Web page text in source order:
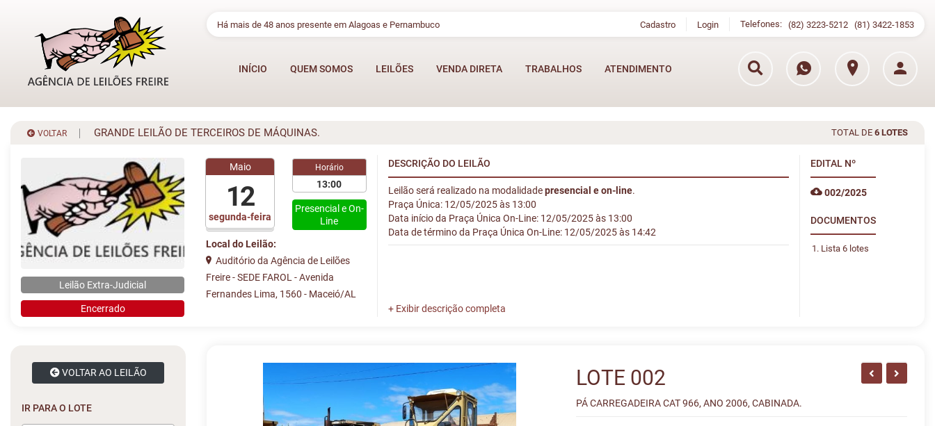
Há mais de 48 anos presente em Alagoas e Pernambuco Cadastro Login Telefones: (82) 3223-5212 (81) 3422-1853
INÍCIO QUEM SOMOS LEILÕES VENDA DIRETA TRABALHOS ATENDIMENTO
VOLTAR GRANDE LEILÃO DE TERCEIROS DE MÁQUINAS. TOTAL DE 6 LOTES
Leilão Extra-Judicial
Encerrado
segunda-feira
Maio
12
Horário
13:00
Presencial e On-
Line
Local do Leilão:
Auditório da Agência de Leilões
Freire - SEDE FAROL - Avenida
Fernandes Lima, 1560 - Maceió/AL
DESCRIÇÃO DO LEILÃO
Leilão será realizado na modalidadepresencial e on-line.
Praça Única: 12/05/2025 às 13:00
Data início da Praça Única On-Line: 12/05/2025 às 13:00
Data de término da Praça Única On-Line: 12/05/2025 às 14:42
EDITAL Nº
002/2025
DOCUMENTOS
Lista 6 lotes
VOLTAR AO LEILÃO
IR PARA O LOTE
LOTE 002
PÁ CARREGADEIRA CAT 966, ANO 2006, CABINADA.